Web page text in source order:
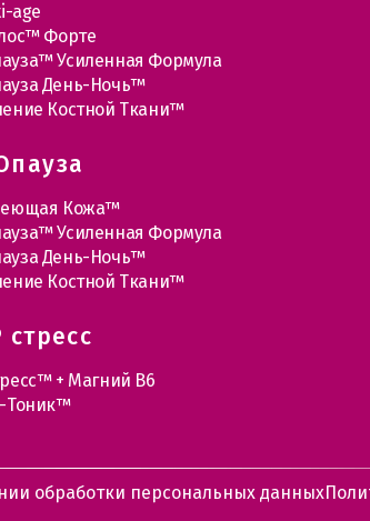
age
Форте
Усиленная Формула
День-Ночь™
Костной Ткани™
Кожа™
Усиленная Формула
День-Ночь™
Костной Ткани™
стресс
+ Магний В6
Тоник™
обработки персональных данных